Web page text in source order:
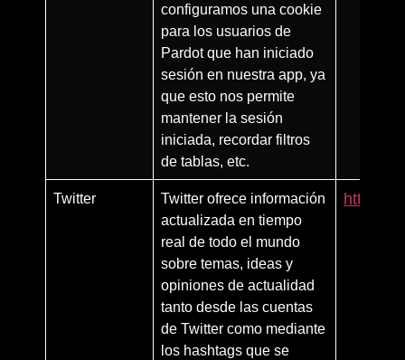
configuramos una cookie
para los usuarios de
Pardot que han iniciado
sesión en nuestra app, ya
que esto nos permite
mantener la sesión
iniciada, recordar filtros
de tablas, etc.
Twitter
Twitter ofrece información
actualizada en tiempo
real de todo el mundo
sobre temas, ideas y
opiniones de actualidad
tanto desde las cuentas
de Twitter como mediante
los hashtags que se
https://